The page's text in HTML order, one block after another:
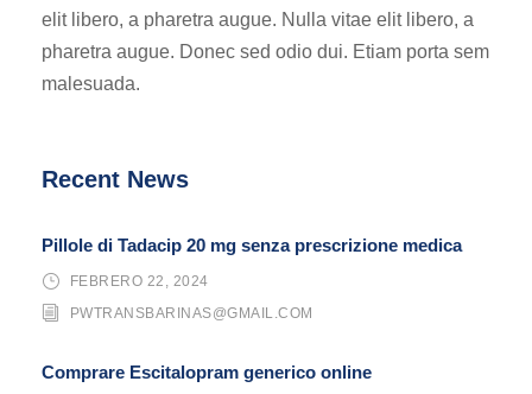
elit libero, a pharetra augue. Nulla vitae elit libero, a
pharetra augue. Donec sed odio dui. Etiam porta sem
malesuada.
Recent News
Pillole di Tadacip 20 mg senza prescrizione medica
FEBRERO 22, 2024
PWTRANSBARINAS@GMAIL.COM
Comprare Escitalopram generico online